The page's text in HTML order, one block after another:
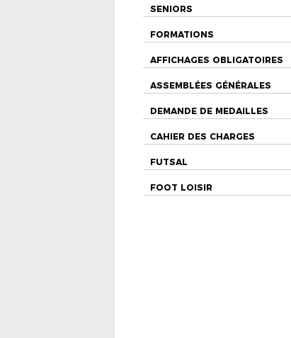
SENIORS
FORMATIONS
AFFICHAGES OBLIGATOIRES
ASSEMBLÉES GÉNÉRALES
DEMANDE DE MEDAILLES
CAHIER DES CHARGES
FUTSAL
FOOT LOISIR